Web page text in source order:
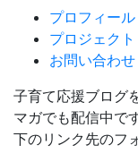
プロフィール
プロジェクト
お問い合わせ
子育て応援ブログ
マガでも配信中で
下のリンク先のフ